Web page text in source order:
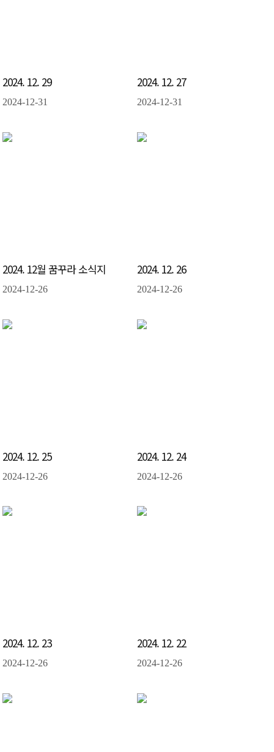
2024. 12. 29
2024-12-31
2024. 12. 27
2024-12-31
2024. 12월 꿈꾸라 소식지
2024-12-26
2024. 12. 26
2024-12-26
2024. 12. 25
2024-12-26
2024. 12. 24
2024-12-26
2024. 12. 23
2024-12-26
2024. 12. 22
2024-12-26